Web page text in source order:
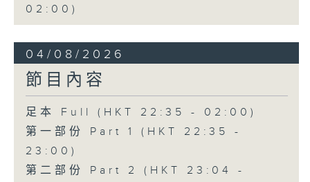
02:00)
04/08/2026
節目內容
足本 Full (HKT 22:35 - 02:00)
第一部份 Part 1 (HKT 22:35 -
23:00)
第二部份 Part 2 (HKT 23:04 -